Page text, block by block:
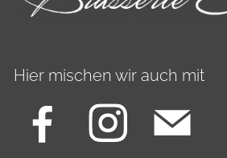
Hier mischen wir auch mit